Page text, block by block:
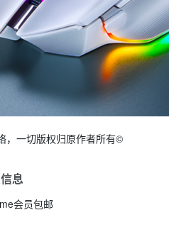
，一切版权归原作者所有©
息
会员包邮